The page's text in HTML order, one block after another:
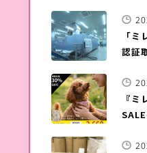
「
認証
『